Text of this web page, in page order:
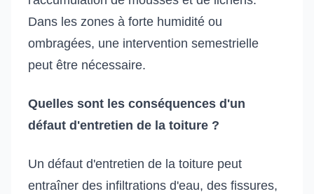
Dans les zones à forte humidité ou
ombragées, une intervention semestrielle
peut être nécessaire.
Quelles sont les conséquences d'un
défaut d'entretien de la toiture ?
Un défaut d'entretien de la toiture peut
entraîner des infiltrations d'eau, des fissures,